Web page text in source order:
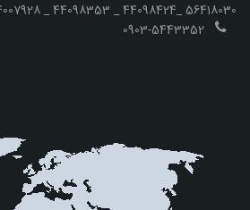
_ 44098353 _ 44098424_ 56418030
0903-5443352